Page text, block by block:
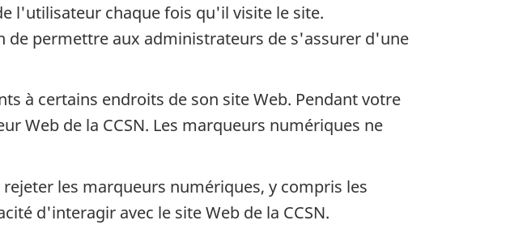
l'utilisateur chaque fois qu'il visite le site.
permettre aux administrateurs de s'assurer d'une
à certains endroits de son site Web. Pendant votre
Web de la CCSN. Les marqueurs numériques ne
les marqueurs numériques, y compris les
d'interagir avec le site Web de la CCSN.